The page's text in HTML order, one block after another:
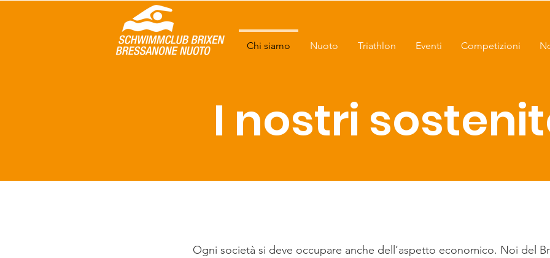
Chi siamo Nuoto Triathlon Eventi Competizioni
I nostri
Ogni società si deve occupare anche dell’aspetto economico. Noi del